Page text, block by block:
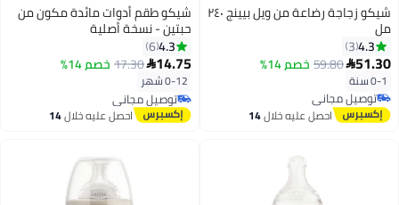
شيكو زجاجة رضاعة من ويل بيينج ٢٤٠
مل
4.3
3
51.30
59.80خصم 14%
0-1 سنةتوصيل مجاني
بتخلّص بسرعة
توصيل مجانياحصل عليه خلال14
شيكو طقم أدوات مائدة مكون من
حبتين - نسخة أصلية
4.3
6
14.75
17.30خصم 14%
0-12 شهر
توصيل مجاني
توصيل مجانياحصل عليه خلال14